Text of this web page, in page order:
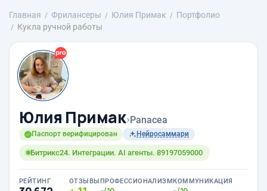
Главная Фрилансеры Юлия Примак
Портфолио
Кукла ручной работы
Юлия Примак›Panacea
Паспорт верифицирован Нейросаммари
Битрикс24. Интеграции. AI агенты. 89197059000
РЕЙТИНГ ОТЗЫВЫПРОФЕССИОНАЛИЗМКОММУНИКАЦИЯ